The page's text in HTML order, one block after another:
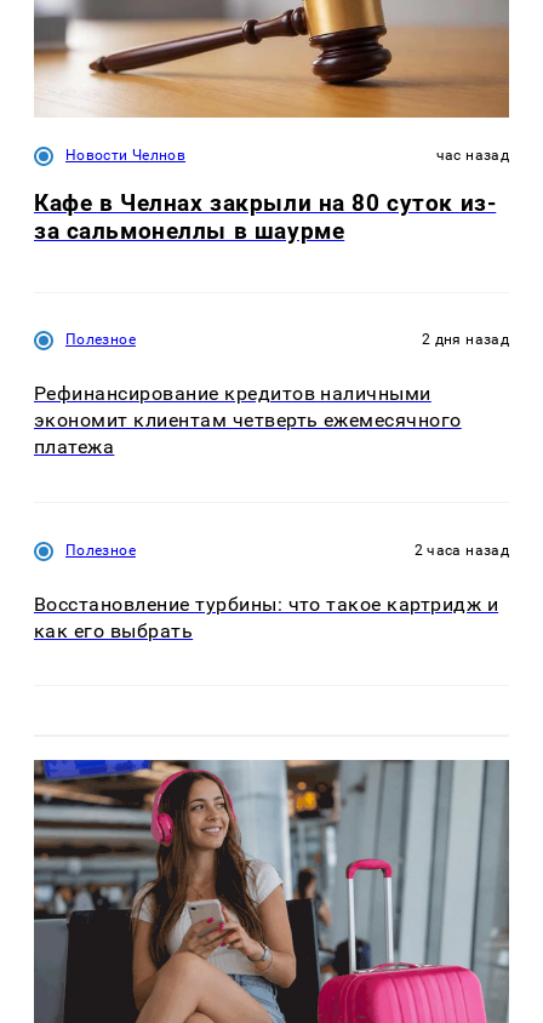
Новости Челнов час назад
Кафе в Челнах закрыли на 80 суток из-
за сальмонеллы в шаурме
Полезное 2 дня назад
Рефинансирование кредитов наличными
экономит клиентам четверть ежемесячного
платежа
Полезное 2 часа назад
Восстановление турбины: что такое картридж и
как его выбрать